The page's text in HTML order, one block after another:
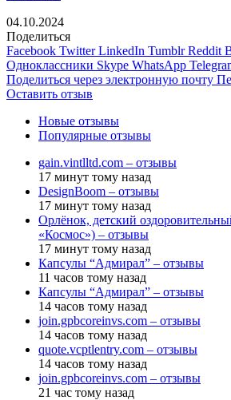
04.10.2024
Поделиться
Facebook Twitter LinkedIn Tumblr Reddit
Одноклассники Skype WhatsApp
Поделиться через электронную почту
Оставить отзыв
Новые отзывы
Популярные отзывы
gain.vintlltd.com – отзывы
17 минут тому назад
DesignBoom – отзывы
17 минут тому назад
Орлёнок, детский
«Космос») – отзывы
17 минут тому назад
Капсулы “Адмирал” – отзывы
11 часов тому назад
Капсулы “Адмирал” – отзывы
14 часов тому назад
join.gpbcoreinvs.com – отзывы
14 часов тому назад
quote.vcptlentry.com – отзывы
14 часов тому назад
join.gpbcoreinvs.com – отзывы
21 час тому назад